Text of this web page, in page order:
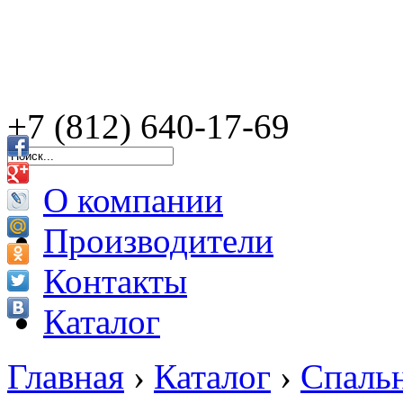
+7 (812) 640-17-69
О компании
Производители
Контакты
Каталог
Главная › Каталог ›